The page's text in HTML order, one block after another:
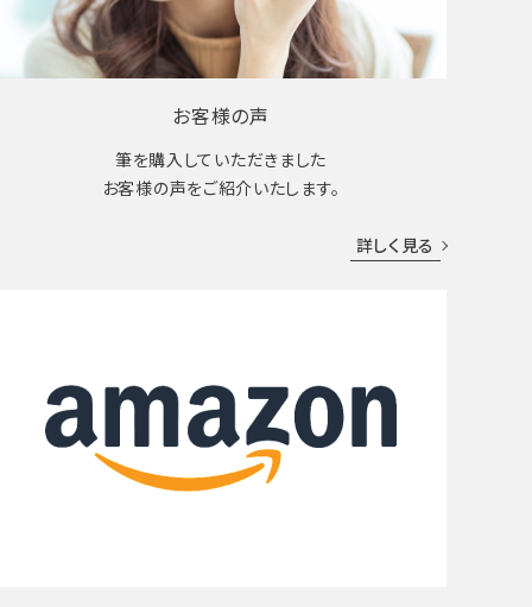
お客様の声
筆を購入していただきました
お客様の声をご紹介いたします。
詳しく見る